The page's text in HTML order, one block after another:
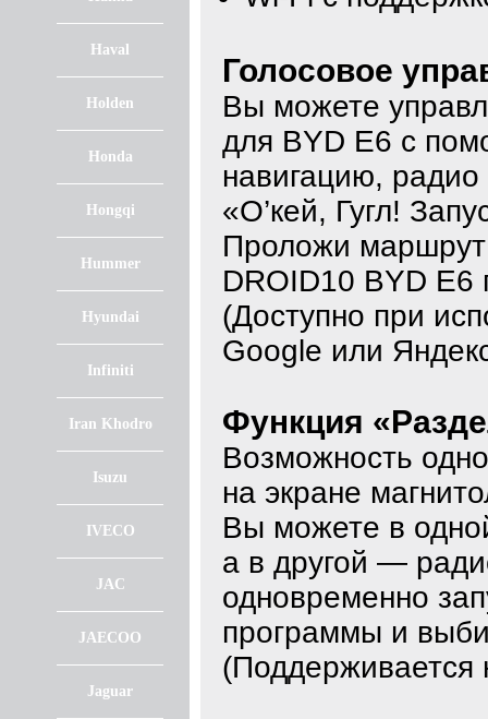
Haval
Holden
Honda
Hongqi
Hummer
Hyundai
Infiniti
Iran Khodro
Isuzu
IVECO
JAC
JAECOO
Jaguar
Голосовое
Вы можете
для BYD E6 с
навигацию,
«О’кей, Гугл!
Проложи маршрут
DROID10 BYD
(Доступно при
Google или
Функция
Возможность
на экране
Вы можете в
а в другой —
одновременно
программы и